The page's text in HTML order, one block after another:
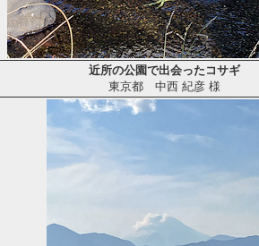
近所の公園で出会ったコサギ
東京都中西 紀彦 様